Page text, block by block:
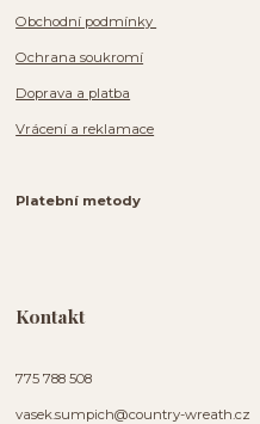
Obchodní podmínky
Ochrana soukromí
Doprava a platba
Vrácení a reklamace
Platební metody
Kontakt
775 788 508
vasek.sumpich@country-wreath.cz